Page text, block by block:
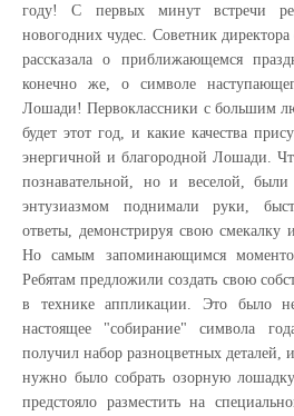
году! С первых минут встречи
новогодних чудес. Советник
рассказала о приближающемся
конечно же, о символе
Лошади! Первоклассники с большим
будет этот год, и какие качества
энергичной и благородной Лошади.
познавательной, но и веселой,
энтузиазмом поднимали руки,
ответы, демонстрируя свою смекалку
Но самым запоминающимся
Ребятам предложили создать свою
в технике аппликации. Это было
настоящее "собирание" символа
получил набор разноцветных деталей,
нужно было собрать озорную
предстояло разместить на